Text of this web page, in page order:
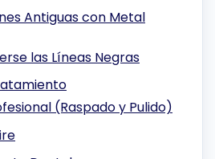
Antiguas con Metal
las Líneas Negras
(Raspado y Pulido)